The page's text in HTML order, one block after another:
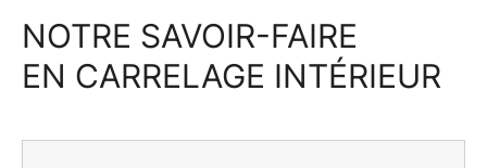
NOTRE SAVOIR-FAIRE
EN CARRELAGE INTÉRIEUR